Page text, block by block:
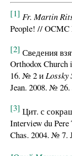
[1] Fr. Martin
People! //
[2] Сведения
Orthodox Church
16. № 2 иLossky
Jean. 2008. № 26.
[3] Цит. с
Interview du Pere
Chas. 2004. № 7.